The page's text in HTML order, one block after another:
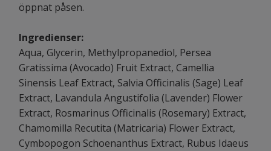
öppnat påsen.
Ingredienser:
Aqua, Glycerin, Methylpropanediol, Persea
Gratissima (Avocado) Fruit Extract, Camellia
Sinensis Leaf Extract, Salvia Officinalis (Sage) Leaf
Extract, Lavandula Angustifolia (Lavender) Flower
Extract, Rosmarinus Officinalis (Rosemary) Extract,
Chamomilla Recutita (Matricaria) Flower Extract,
Cymbopogon Schoenanthus Extract, Rubus Idaeus